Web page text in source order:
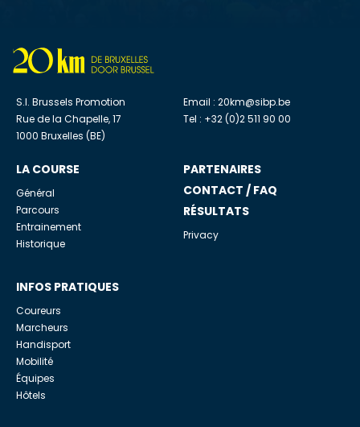
S.I. Brussels Promotion
Rue de la Chapelle, 17
1000 Bruxelles (BE)
Email : 20km@sibp.be
Tel : +32 (0)2 511 90 00
LA COURSE
Général
Parcours
Entrainement
Historique
INFOS PRATIQUES
Coureurs
Marcheurs
Handisport
Mobilité
Équipes
Hôtels
PARTENAIRES
CONTACT / FAQ
RÉSULTATS
Privacy